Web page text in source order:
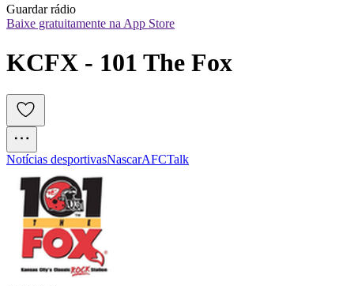
Guardar rádio
Baixe gratuitamente na App Store
KCFX - 101 The Fox
Notícias desportivasNascarAFCTalk